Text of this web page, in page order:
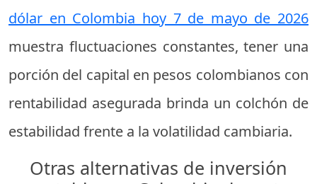
dólar en Colombia hoy 7 de mayo de 2026
muestra fluctuaciones constantes, tener una
porción del capital en pesos colombianos con
rentabilidad asegurada brinda un colchón de
estabilidad frente a la volatilidad cambiaria.
Otras alternativas de inversión